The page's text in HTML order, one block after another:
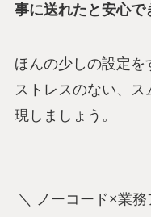
事に送れたと安心で
ほんの少しの設定を
ストレスのない、
現しましょう。
＼ ノーコード×業